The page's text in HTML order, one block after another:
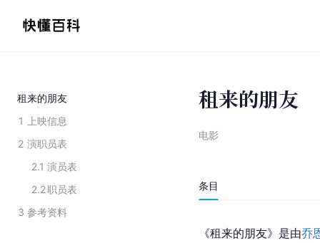
租来的朋友
1
上映信息
2 演职员表
2.1 演员表
2.2职员表
3 参考资料
租来的朋友
电影
条目
《租来的朋友》是由乔